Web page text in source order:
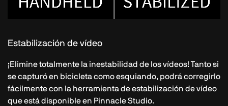
Estabilización de vídeo
¡Elimine totalmente la inestabilidad de los vídeos! Tanto si
se capturó en bicicleta como esquiando, podrá corregirlo
fácilmente con la herramienta de estabilización de vídeo
que está disponible en Pinnacle Studio.